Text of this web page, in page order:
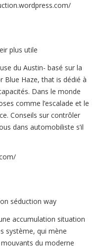
plus utile
du Austin- basé sur la
Blue Haze, that is dédié à
Dans le monde
comme l’escalade et le
Conseils sur contrôler
dans automobiliste s’il
séduction way
accumulation situation
système, qui mène
du moderne